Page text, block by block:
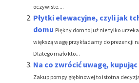
oczywiste....
Płytki elewacyjne, czyli jak
domu Piękny dom to już nie tylko
większą wagę przykładamy do prezencji
Dlatego mało kto...
Na co zwrócić uwagę,
Zakup pompy głębinowej to istotna